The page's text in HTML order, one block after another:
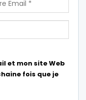
et mon site Web
fois que je